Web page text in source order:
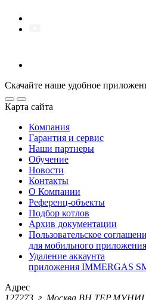
Скачайте наше удобное
Карта сайта
Компания
Гарантия и сервис
Наши партнеры
Обучение
Новости
Контакты
О Компании
Референц-объекты
Подбор котлов
Архив документации
Пользовательское
для мобильного приложения
Удаление аккаунта
приложения IMMERGAS
Адрес
127273, г. Москва